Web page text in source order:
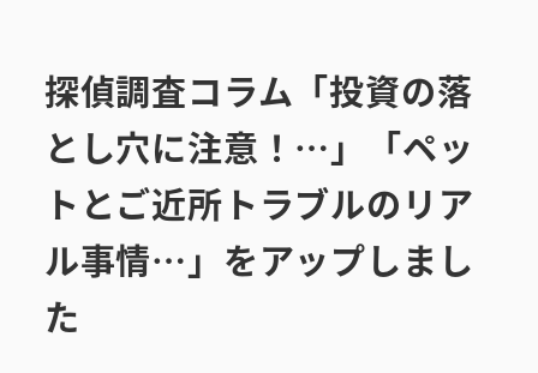
探偵調査コラム「投資の落
とし穴に注意！…」「ペッ
トとご近所トラブルのリア
ル事情…」をアップしまし
た